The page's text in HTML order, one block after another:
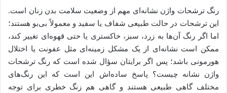
رنگ ترشحات واژن نشانه‌ای مهم از وضعیت سلامت بدن زنان است.
این ترشحات در حالت طبیعی شفاف یا سفید و معمولاً بی‌بو هستند؛
اما اگر رنگ آن‌ها به زرد، سبز، خاکستری یا حتی قهوه‌ای تغییر کند،
ممکن است نشانه‌ای از یک مشکل زمینه‌ای مثل عفونت یا اختلال
هورمونی باشد؛ پس اگر برایتان سؤال شده است که رنگ ترشحات
واژن نشانه چیست؟ پاسخ ساده‌اش این است که این رنگ‌های
مختلف گاهی طبیعی هستند و گاهی هم زنگ خطری برای توجه